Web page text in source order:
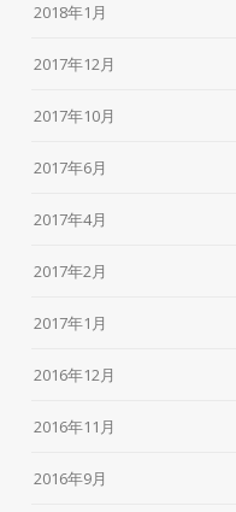
2018年1月
2017年12月
2017年10月
2017年6月
2017年4月
2017年2月
2017年1月
2016年12月
2016年11月
2016年9月